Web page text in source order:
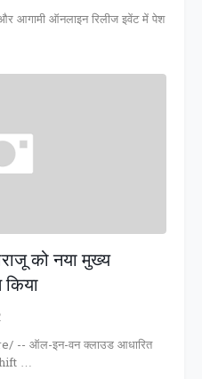
और आगामी ऑनलाइन रिलीज इवेंट में पेश
को नया मुख्य
किया
-- ऑल-इन-वन क्लाउड आधारित
…